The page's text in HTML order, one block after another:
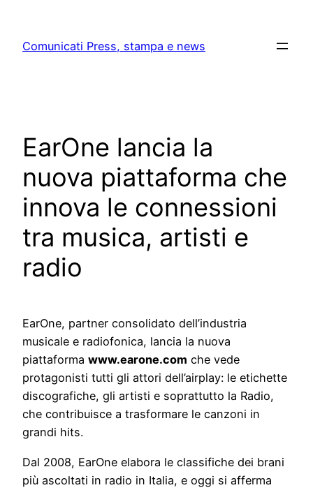
content
Comunicati Press, stampa e news
EarOne lancia la
nuova piattaforma che
innova le connessioni
tra musica, artisti e
radio
EarOne, partner consolidato dell’industria
musicale e radiofonica, lancia la nuova
piattaforma www.earone.com che vede
protagonisti tutti gli attori dell’airplay: le etichette
discografiche, gli artisti e soprattutto la Radio,
che contribuisce a trasformare le canzoni in
grandi hits.
Dal 2008, EarOne elabora le classifiche dei brani
più ascoltati in radio in Italia, e oggi si afferma